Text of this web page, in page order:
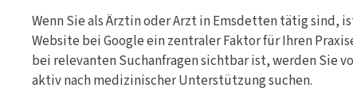
Wenn Sie als Ärztin oder Arzt in Emsdetten tätig sind,
Website bei Google ein zentraler Faktor für Ihren
bei relevanten Suchanfragen sichtbar ist, werden Sie
aktiv nach medizinischer Unterstützung suchen.